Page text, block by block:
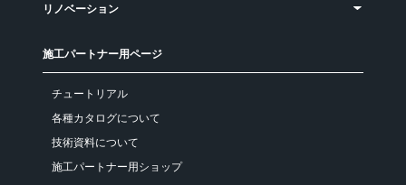
リノベーション
施工パートナー用ページ
チュートリアル
各種カタログについて
技術資料について
施工パートナー用ショップ